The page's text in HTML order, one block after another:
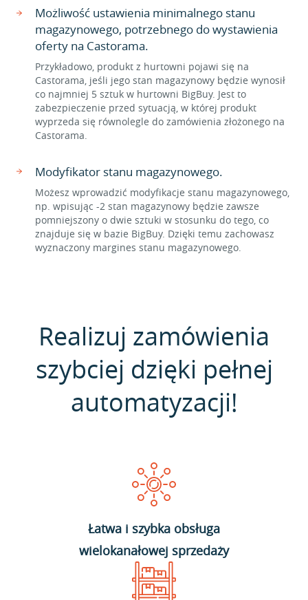
Możliwość ustawienia minimalnego stanu
magazynowego, potrzebnego do wystawienia
oferty na Castorama.
Przykładowo, produkt z hurtowni pojawi się na
Castorama, jeśli jego stan magazynowy będzie wynosił
co najmniej 5 sztuk w hurtowni BigBuy. Jest to
zabezpieczenie przed sytuacją, w której produkt
wyprzeda się równolegle do zamówienia złożonego na
Castorama.
Modyfikator stanu magazynowego.
Możesz wprowadzić modyfikacje stanu magazynowego,
np. wpisując -2 stan magazynowy będzie zawsze
pomniejszony o dwie sztuki w stosunku do tego, co
znajduje się w bazie BigBuy. Dzięki temu zachowasz
wyznaczony margines stanu magazynowego.
Realizuj zamówienia
szybciej dzięki pełnej
automatyzacji!
Łatwa i szybka obsługa
wielokanałowej sprzedaży